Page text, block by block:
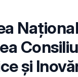
şi